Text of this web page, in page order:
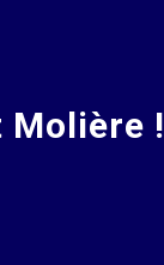
Molière !